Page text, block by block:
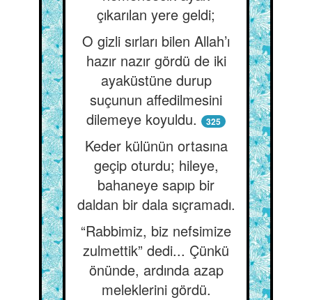
çıkarılan yere geldi;
O gizli sırları bilen Allah’ı
hazır nazır gördü de iki
ayaküstüne durup
suçunun affedilmesini
dilemeye koyuldu.
325
Keder külünün ortasına
geçip oturdu; hileye,
bahaneye sapıp bir
daldan bir dala sıçramadı.
“Rabbimiz, biz nefsimize
zulmettik” dedi... Çünkü
önünde, ardında azap
meleklerini gördü.